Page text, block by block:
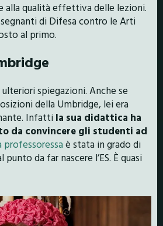
alla qualità effettiva delle lezioni.
di Difesa contro le Arti
al primo.
spiegazioni. Anche se
della Umbridge, lei era
Infatti la sua didattica ha
da convincere gli studenti ad
professoressaè stata in grado di
da far nascere l’ES. È quasi